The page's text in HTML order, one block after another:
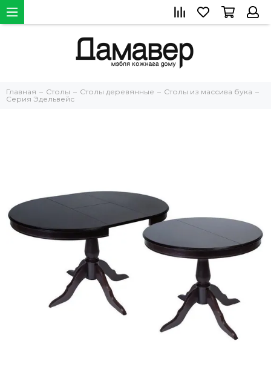
Главная Столы Столы деревянные
Столы из массива бука
Серия Эдельвейс